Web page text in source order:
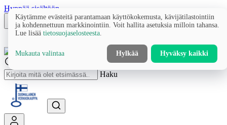
Hyppää sisältöön
Haku
Käytämme evästeitä parantamaan käyttökokemusta, kävijätilastointiin
ja kohdennettuun markkinointiin. Voit hallita asetuksia milloin tahansa.
Lue lisää tietosuojaselosteesta
Mukauta valintaa Hylkää Hyväksy kaikki